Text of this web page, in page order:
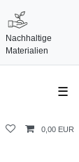
Nachhaltige
Materialien
☰
0,00 EUR